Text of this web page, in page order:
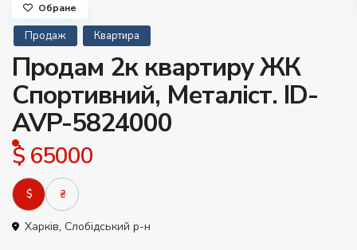
Продаж Квартира
Продам 2к квартиру ЖК
Спортивний, Металіст. ID-
AVP-5824000
$ 65000
$ ₴
Харків, Слобідський р-н
Обране